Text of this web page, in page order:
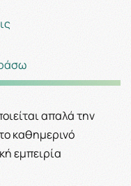
απαλά την
καθημερινό
εμπειρία